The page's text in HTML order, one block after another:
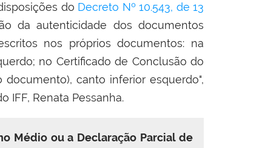
do Decreto Nº 10.543, de 13
da autenticidade dos documentos
nos próprios documentos: na
no Certificado de Conclusão do
canto inferior esquerdo",
IFF, Renata Pessanha.
Médio ou a Declaração Parcial de